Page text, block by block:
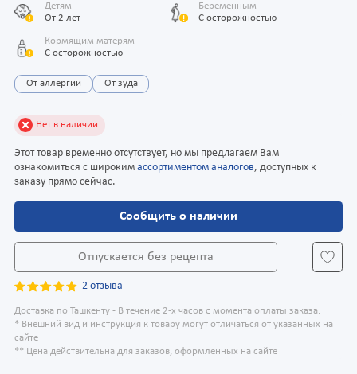
Детям
От 2 лет
Беременным
С осторожностью
Кормящим матерям
С осторожностью
От аллергии От зуда
Нет в наличии
Этот товар временно отсутствует, но мы предлагаем Вам
ознакомиться с широким ассортиментом аналогов, доступных к
заказу прямо сейчас.
Сообщить о наличии
Отпускается без рецепта
2 отзыва
Доставка по Ташкенту - В течение 2-х часов с момента оплаты заказа.
* Внешний вид и инструкция к товару могут отличаться от указанных на
сайте
** Цена действительна для заказов, оформленных на сайте